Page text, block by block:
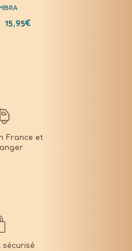
15,95€